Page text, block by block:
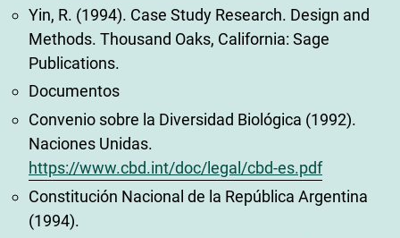
Yin, R. (1994). Case Study Research. Design and
Methods. Thousand Oaks, California: Sage
Publications.
Documentos
Convenio sobre la Diversidad Biológica (1992).
Naciones Unidas.
https://www.cbd.int/doc/legal/cbd-es.pdf
Constitución Nacional de la República Argentina
(1994).